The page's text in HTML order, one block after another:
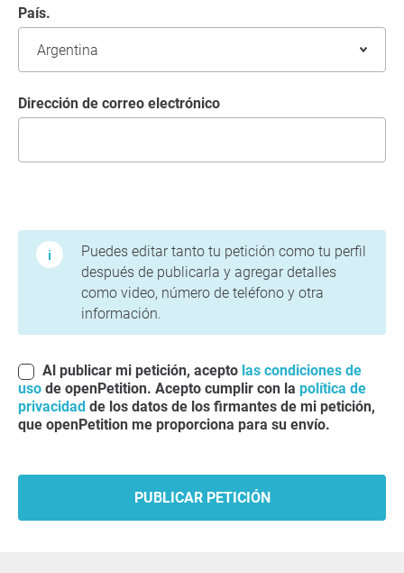
País.
Dirección de correo electrónico
Puedes editar tanto tu petición como tu perfil
después de publicarla y agregar detalles
como video, número de teléfono y otra
información.
Al publicar mi petición, acepto las condiciones de
uso de openPetition. Acepto cumplir con la política de
privacidad de los datos de los firmantes de mi petición,
que openPetition me proporciona para su envío.
PUBLICAR PETICIÓN